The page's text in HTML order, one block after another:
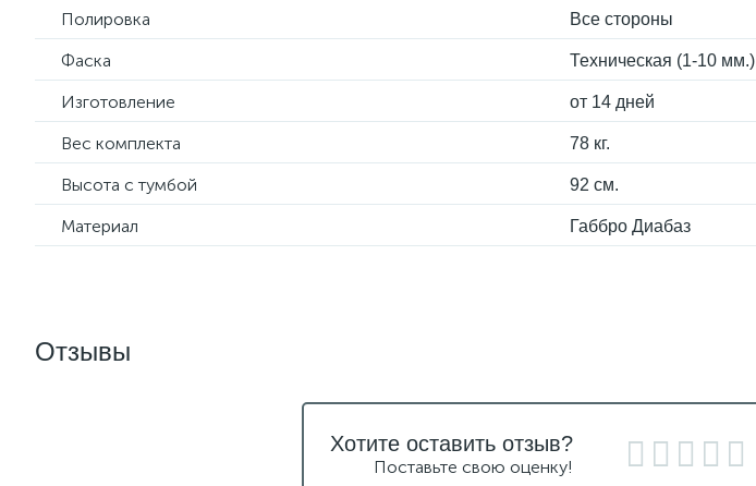
Полировка Все стороны
Фаска Техническая (1-10 мм.)
Изготовление от 14 дней
Вес комплекта 78 кг.
Высота с тумбой 92 см.
Материал Габбро Диабаз
Отзывы
Хотите оставить отзыв?
Поставьте свою оценку!